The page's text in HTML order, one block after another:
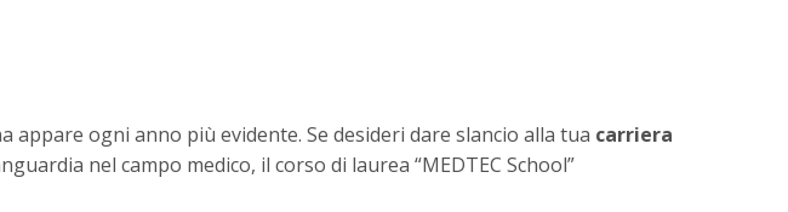
appare ogni anno più evidente. Se desideri dare slancio alla tua carriera
nel campo medico, il corso di laurea “MEDTEC School”